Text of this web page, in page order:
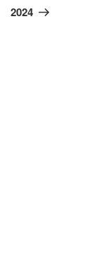
2024